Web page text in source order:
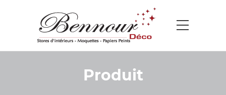
Produit